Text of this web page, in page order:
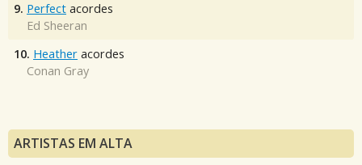
9. Perfect acordes
Ed Sheeran
10. Heather acordes
Conan Gray
ARTISTAS EM ALTA